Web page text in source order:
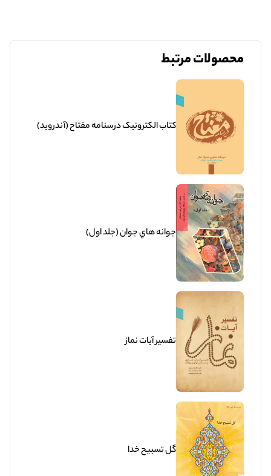
محصولات مرتبط
کتاب الکترونیک درسنامه مفتاح (آندروید)
جوانه هاي جوان (جلد اول)
تفسیر آیات نماز
گل تسبيح خدا